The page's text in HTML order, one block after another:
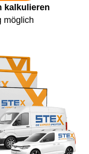
kalkulieren
möglich